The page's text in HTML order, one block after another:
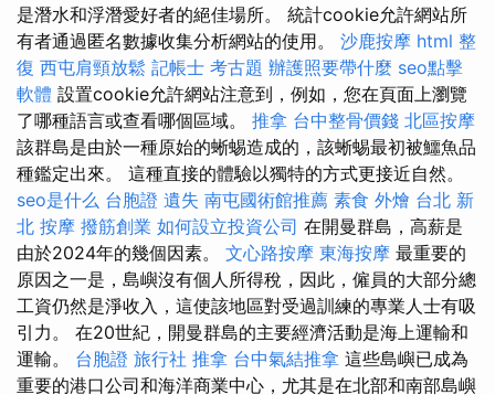
是潛水和浮潛愛好者的絕佳場所。 統計cookie允許網站所
有者通過匿名數據收集分析網站的使用。 沙鹿按摩 html 整
復 西屯肩頸放鬆 記帳士 考古題 辦護照要帶什麼 seo點擊
軟體 設置cookie允許網站注意到，例如，您在頁面上瀏覽
了哪種語言或查看哪個區域。 推拿 台中整骨價錢 北區按摩
該群島是由於一種原始的蜥蜴造成的，該蜥蜴最初被鱷魚品
種鑑定出來。 這種直接的體驗以獨特的方式更接近自然。
seo是什么 台胞證 遺失 南屯國術館推薦 素食 外燴 台北 新
北 按摩 撥筋創業 如何設立投資公司 在開曼群島，高薪是
由於2024年的幾個因素。 文心路按摩 東海按摩 最重要的
原因之一是，島嶼沒有個人所得稅，因此，僱員的大部分總
工資仍然是淨收入，這使該地區對受過訓練的專業人士有吸
引力。 在20世紀，開曼群島的主要經濟活動是海上運輸和
運輸。 台胞證 旅行社 推拿 台中氣結推拿 這些島嶼已成為
重要的港口公司和海洋商業中心，尤其是在北部和南部島嶼